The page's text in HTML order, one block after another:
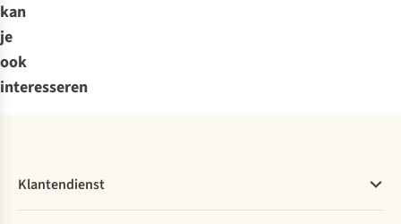
kan
je
ook
interesseren
Klantendienst